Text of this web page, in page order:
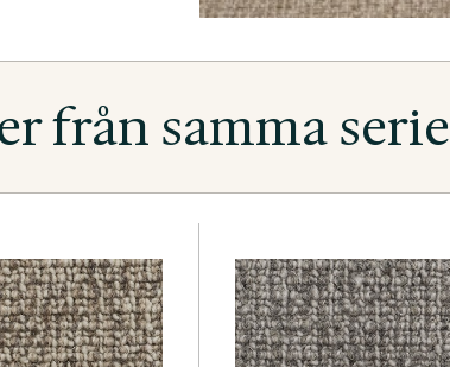
från samma serie